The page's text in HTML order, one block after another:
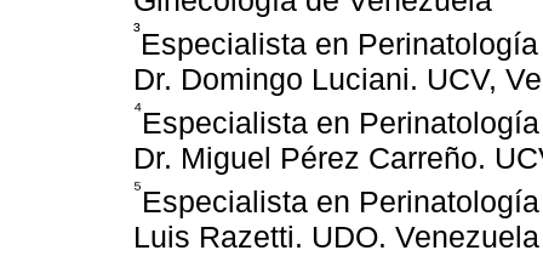
³Especialista en
Dr. Domingo Luciani. UCV,
⁴Especialista en
Dr. Miguel Pérez Carreño.
⁵Especialista en
Luis Razetti. UDO. Venezuela